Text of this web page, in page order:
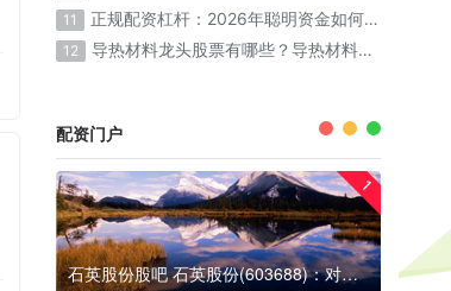
11 正规配资杠杆：2026年聪明资金如何放大收益
12 导热材料龙头股票有哪些？导热材料概念股票名单一览表
配资门户
1
石英股份股吧 石英股份(603688)：对石英股份的深度分析